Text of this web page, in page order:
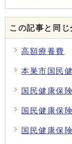
この記事と同
高額療養費
本巣市国民
国民健康保
国民健康保
国民健康保